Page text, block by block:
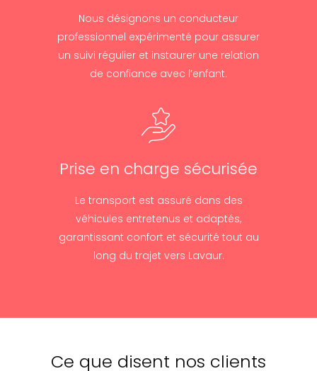
Nous désignons un conducteur
professionnel expérimenté pour assurer
un suivi régulier et instaurer une relation
de confiance avec l’enfant.
Prise en charge sécurisée
Le transport est assuré dans des
véhicules entretenus et adaptés,
garantissant confort et sécurité tout au
long du trajet vers Lavaur.
Ce que disent nos clients